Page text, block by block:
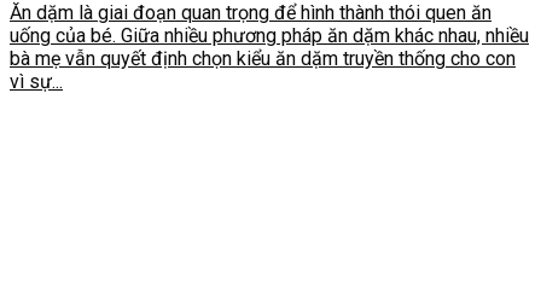
Ăn dặm là giai đoạn quan trọng để hình thành thói quen ăn
uống của bé. Giữa nhiều phương pháp ăn dặm khác nhau, nhiều
bà mẹ vẫn quyết định chọn kiểu ăn dặm truyền thống cho con
vì sự...